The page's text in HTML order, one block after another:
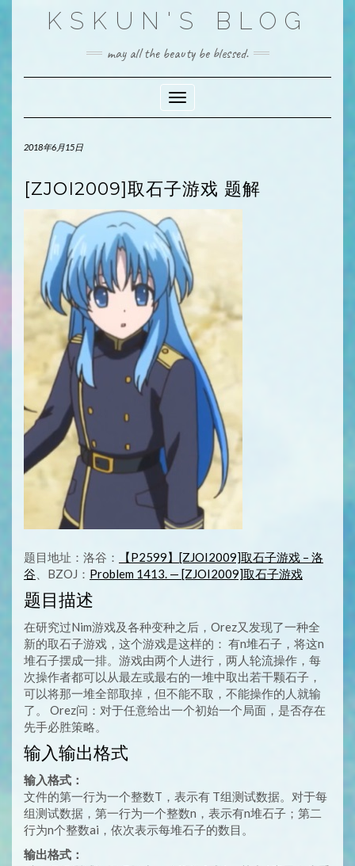
KSKUN'S BLOG
may all the beauty be blessed.
Toggle Navigation
2018年6月15日
[ZJOI2009]取石子游戏 题解
题目地址：洛谷：
【P2599】[ZJOI2009]取石子游戏 – 洛
谷 、BZOJ： Problem 1413. — [ZJOI2009]取石子游戏
题目描述
在研究过Nim游戏及各种变种之后，Orez又发现了一种全
新的取石子游戏，这个游戏是这样的： 有n堆石子，将这n
堆石子摆成一排。游戏由两个人进行，两人轮流操作，每
次操作者都可以从最左或最右的一堆中取出若干颗石子，
可以将那一堆全部取掉，但不能不取，不能操作的人就输
了。 Orez问：对于任意给出一个初始一个局面，是否存在
先手必胜策略。
输入输出格式
输入格式：
文件的第一行为一个整数T，表示有 T组测试数据。对于每
组测试数据，第一行为一个整数n，表示有n堆石子；第二
行为n个整数ai，依次表示每堆石子的数目。
输出格式：